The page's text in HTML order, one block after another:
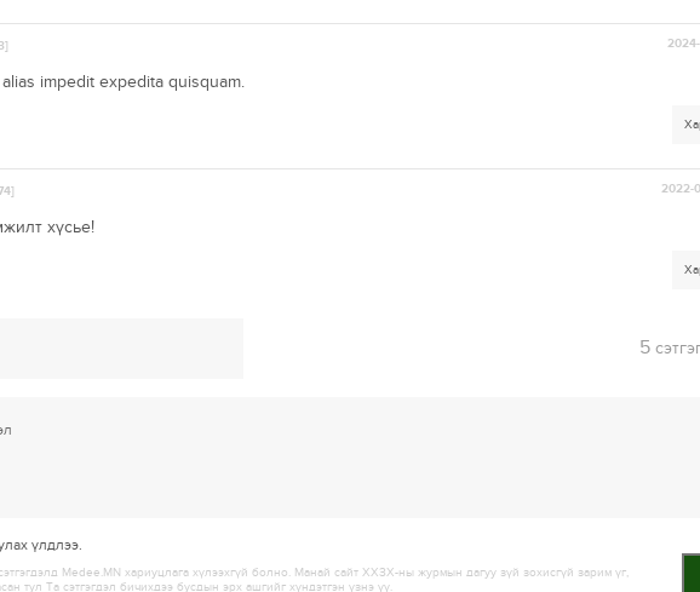
impedit expedita quisquam.
2022-
хүсье!
5
үлдлээ.
Medee.MN хариуцлага хүлээхгүй болно. Манай сайт ХХЗХ-ны журмын дагуу зүй зохисгүй зарим үг,
тул Та сэтгэгдэл бичихдээ бусдын эрх ашгийг хүндэтгэн үзнэ үү.